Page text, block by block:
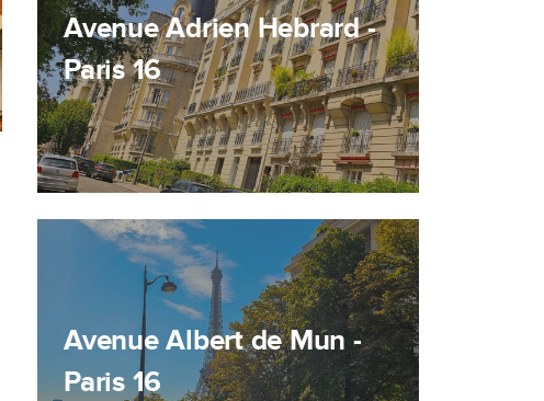
Avenue Adrien Hebrard -
Paris 16
Avenue Albert de Mun -
Paris 16